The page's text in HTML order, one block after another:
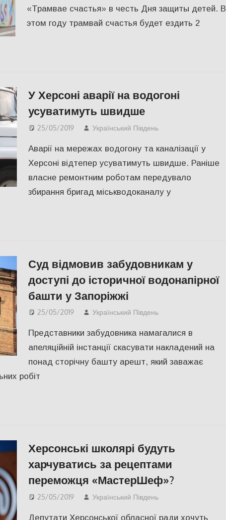
«Трамвае счастья» в честь Дня защиты детей. В
этом году трамвай счастья будет ездить 2
У Херсоні аварії на водогоні
усуватимуть швидше
25/05/2019 Український Південь
Аварії на мережах водогону та каналізації у
Херсоні відтепер усуватимуть швидше. Раніше
власне ремонтним роботам передувало
збирання бригад міськводоканалу у
Суд відмовив забудовникам у
доступі до історичної водонапірної
башти у Запоріжжі
25/05/2019 Український Південь
Представники забудовника намагалися в
апеляційній інстанції скасувати накладений на
понад сторічну башту арешт, який заважає
робіт
Херсонські школярі будуть
харчуватись за рецептами
переможця «МастерШеф»?
25/05/2019 Український Південь
Депутати Херсонської обласної ради хочуть